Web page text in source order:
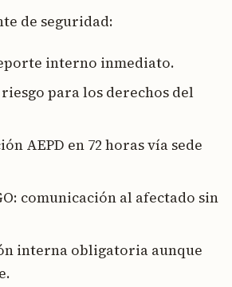
de seguridad:
interno inmediato.
para los derechos del
AEPD en 72 horas vía sede
comunicación al afectado sin
interna obligatoria aunque